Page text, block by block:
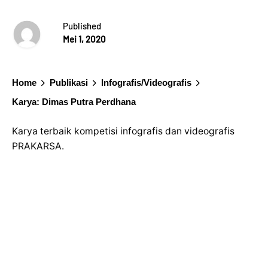
Published
Mei 1, 2020
Home Publikasi
Infografis/Videografis
Karya: Dimas Putra Perdhana
Karya terbaik kompetisi infografis dan videografis
PRAKARSA.